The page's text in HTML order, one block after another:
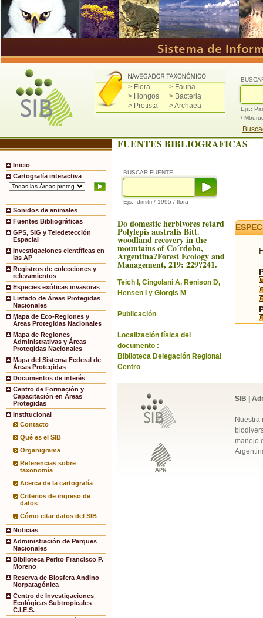
> Flora
> Fauna
> Hongos
> Bacteria
> Protista
> Archaea
Ejs.:
/
Inicio
Cartografía interactiva
Sonidos de animales
Fuentes Bibliográficas
GPS, SIG y Teledetección
Espacial
Investigaciones científicas en
las AP
Registros de colecciones y
relevamientos
Especies exóticas invasoras
Listado de Áreas Protegidas
Nacionales
Mapa de Eco-Regiones y
Áreas Protegidas Nacionales
Mapa de Regiones
Administrativas y Áreas
Protegidas Nacionales
Mapa del Sistema Federal de
Áreas Protegidas
Documentos de interés
Centro de Formación y
Capacitación en Áreas
Protegidas
Institucional
Contacto
Qué es el SIB
Organigrama
Referencias sobre
taxonomía
Acerca de la cartografía
Criterios de ingreso de
datos
Cómo citar datos del SIB
Noticias
Administración de Parques
Nacionales
Biblioteca Perito Francisco P.
Moreno
Reserva de Biosfera Andino
Norpatagónica
Centro de Investigaciones
Ecológicas Subtropicales
C.I.E.S.
FUENTES BIBLIOGRAFICAS
BUSCAR FUENTE
Ejs.: dimitri / 1995 / flora
Do domestic herbivores retard
Polylepis australis Bitt.
woodland recovery in the
mountains of Co´rdoba,
Argentina?Forest Ecology and
Management, 219: 229?241.
Teich I, Cingolani A, Renison D,
Hensen I y Giorgis M
Publicación
Localización física del
documento :
Biblioteca Delegación Regional
Centro
SIB |
Nuestra
manejo